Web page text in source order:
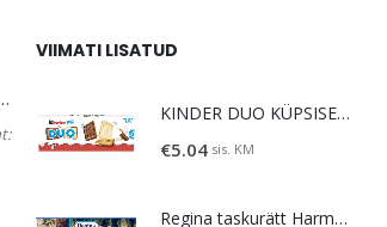
5% vol 0,5 L
VIIMATI LISATUD
KINDER DUO KÜPSISED 150 g
€5.04 sis. KM
Regina taskurätt Harmonia 3-kihiline,9x10pk